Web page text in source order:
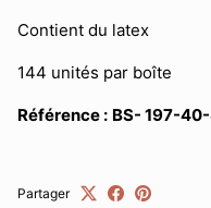
Contient du latex
144 unités par boîte
Référence : BS- 197-
Partager
Sign
discounts